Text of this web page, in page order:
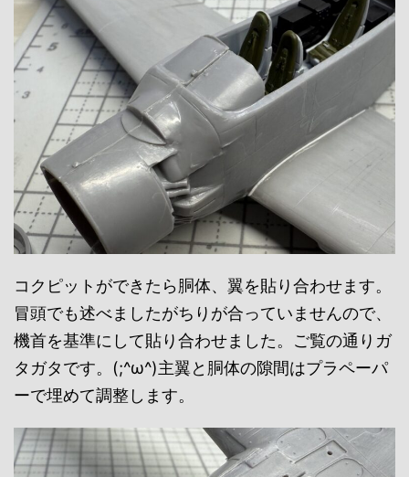
コクピットができたら胴体、翼を貼り合わせます。
冒頭でも述べましたがちりが合っていませんので、
機首を基準にして貼り合わせました。ご覧の通りガ
タガタです。(;^ω^)主翼と胴体の隙間はプラペーパ
ーで埋めて調整します。